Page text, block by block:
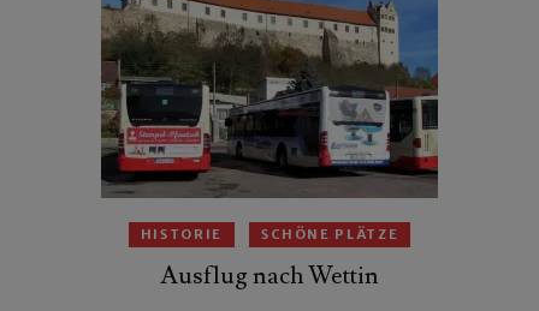
HISTORIE SCHÖNE PLÄTZE
Ausflug nach Wettin